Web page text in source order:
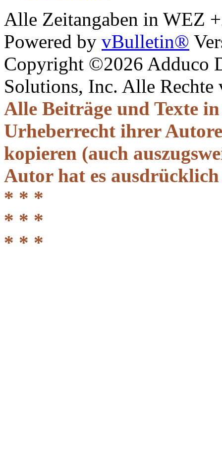
Alle Zeitangaben in WEZ
Powered by vBulletin®
Copyright ©2026 Adduco
Solutions, Inc. Alle Rechte
Alle Beiträge und Texte
Urheberrecht ihrer
kopieren (auch
Autor hat es
* * *
* * *
* * *